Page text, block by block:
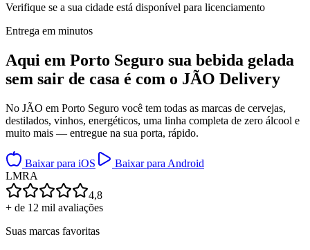
Verifique se a sua cidade está disponível para licenciamento
Entrega em minutos
Aqui em Porto Seguro sua bebida gelada
sem sair de casa é com o JÃO Delivery
No JÃO em Porto Seguro você tem todas as marcas de cervejas,
destilados, vinhos, energéticos, uma linha completa de zero álcool e
muito mais — entregue na sua porta, rápido.
Baixar para iOS
Baixar para Android
LMRA
4,8
+ de 12 mil avaliações
Suas marcas favoritas